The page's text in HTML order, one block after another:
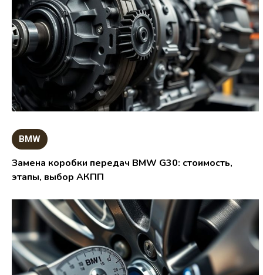
BMW
Замена коробки передач BMW G30: стоимость,
этапы, выбор АКПП